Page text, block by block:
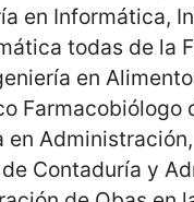
en Informática,
todas de la
en
Farmacobiólogo
en
Contaduría y